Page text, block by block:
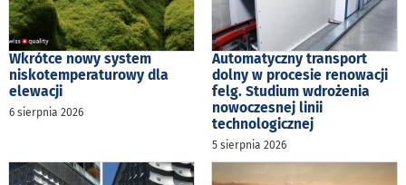
Wkrótce nowy system
niskotemperaturowy dla
elewacji
6 sierpnia 2026
Automatyczny transport
dolny w procesie renowacji
felg. Studium wdrożenia
nowoczesnej linii
technologicznej
5 sierpnia 2026